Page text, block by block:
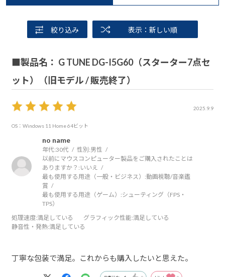
絞り込み 表示：新しい順
■製品名： G TUNE DG-I5G60（スターター7点セ
ット）（旧モデル / 販売終了）
2025.9.9
OS：Windows 11 Home 64ビット
no name
年代:30代 性別:男性
以前にマウスコンピューター製品をご購入されたことは
ありますか？: いいえ
最も使用する用途（一般・ビジネス）:動画視聴/音楽鑑
賞
最も使用する用途（ゲーム）:シューティング（FPS・
TPS）
処理速度:満足している グラフィック性能:満足している
静音性・発熱:満足している
丁寧な包装で満足。これからも購入したいと思えた。